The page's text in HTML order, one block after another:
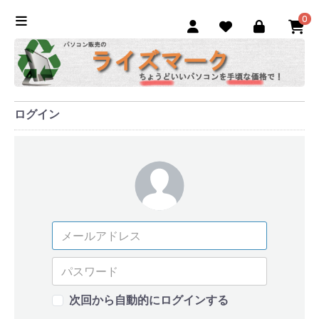
0
ログイン
次回から自動的にログインする